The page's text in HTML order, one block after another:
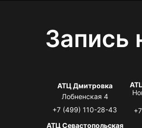
Запись
АТЦ Дмитровка
Лобненская 4
+7 (499) 110-28-43
АТЦ Севастопольская